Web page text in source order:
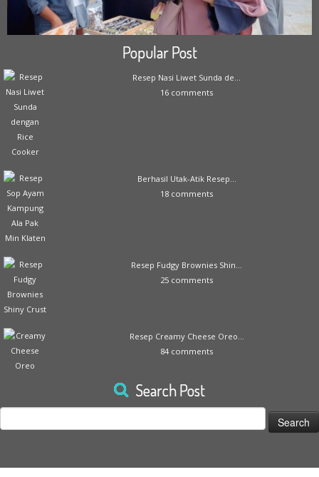
Popular Post
Resep Nasi Liwet Sunda de...
16 comments
Berhasil Utak-Atik Resep...
18 comments
Resep Fudgy Brownies Shin...
25 comments
Resep Creamy Cheese Oreo...
84 comments
Search Post
Search
for: